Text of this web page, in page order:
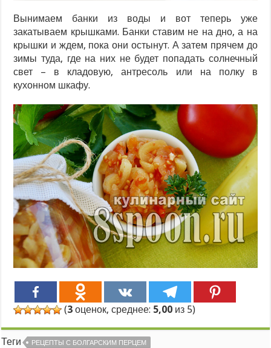
Вынимаем банки из воды и вот теперь уже
закатываем крышками. Банки ставим не на дно, а на
крышки и ждем, пока они остынут. А затем прячем до
зимы туда, где на них не будет попадать солнечный
свет – в кладовую, антресоль или на полку в
кухонном шкафу.
(3 оценок, среднее: 5,00 из 5)
Теги РЕЦЕПТЫ С БОЛГАРСКИМ ПЕРЦЕМ